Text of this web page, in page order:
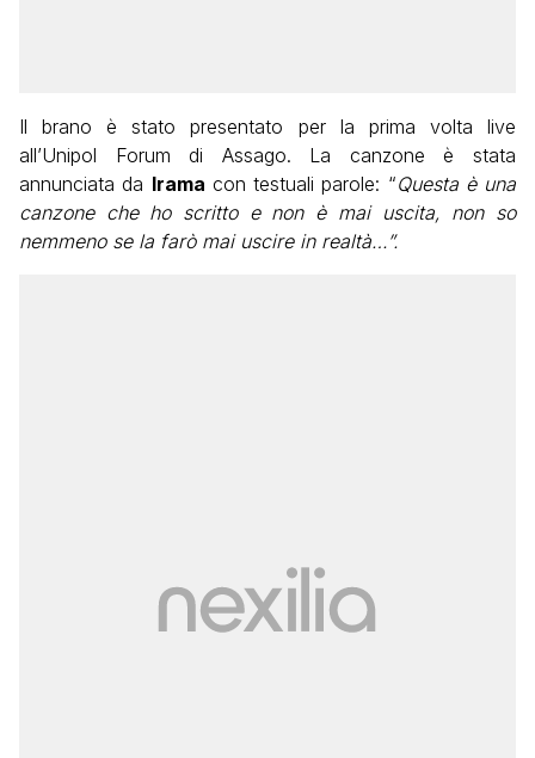
Il brano è stato presentato per la prima volta live
all’Unipol Forum di Assago. La canzone è stata
annunciata da Irama con testuali parole: “Questa è una
canzone che ho scritto e non è mai uscita, non so
nemmeno se la farò mai uscire in realtà…”.